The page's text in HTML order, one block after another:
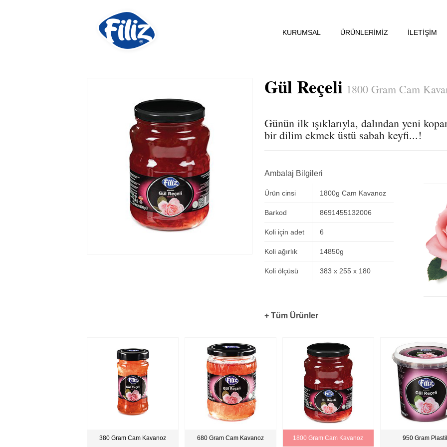
KURUMSAL ÜRÜNLERİMİZ İLETİŞİM
Gül Reçeli 1800 Gram Cam
Günün ilk ışıklarıyla, dalından yeni
bir dilim ekmek üstü sabah keyfi...!
Ambalaj Bilgileri
Ürün cinsi
Barkod
Koli için adet
Koli ağırlık
Koli ölçüsü
1800g Cam Kavanoz
8691455132006
6
14850g
383 x 255 x 180
+ Tüm Ürünler
380 Gram Cam Kavanoz 680 Gram Cam Kavanoz 1800 Gram Cam Kavanoz 950 Gram